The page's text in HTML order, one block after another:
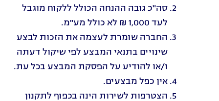
סה"כ גובה ההנחה הכולל ללקוח מוגבל
לעד 1,000 ₪ לא כולל מע"מ.
החברה שומרת לעצמה את הזכות לבצע
שינויים בתנאי המבצע לפי שיקול דעתה
ו/או להודיע על הפסקת המבצע בכל עת.
אין כפל מבצעים.
הצטרפות לשירות הינה בכפוף לתקנון